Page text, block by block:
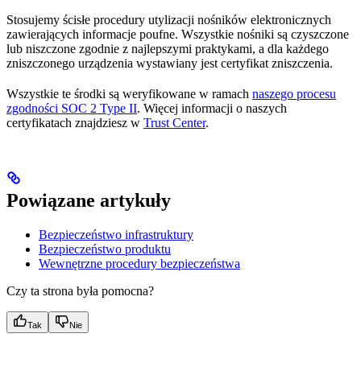
Stosujemy ścisłe procedury utylizacji nośników elektronicznych
zawierających informacje poufne. Wszystkie nośniki są czyszczone
lub niszczone zgodnie z najlepszymi praktykami, a dla każdego
zniszczonego urządzenia wystawiany jest certyfikat zniszczenia.
Wszystkie te środki są weryfikowane w ramach naszego procesu
zgodności SOC 2 Type II. Więcej informacji o naszych
certyfikatach znajdziesz w Trust Center.
Powiązane artykuły
Bezpieczeństwo infrastruktury
Bezpieczeństwo produktu
Wewnętrzne procedury bezpieczeństwa
Czy ta strona była pomocna?
Tak Nie